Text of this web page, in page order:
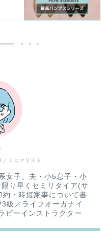
／ミニマリスト
女子。夫・小5息子・小
り早くセミリタイア(サ
・時短家事について書
級／ライフオーガナイ
ピーインストラクター